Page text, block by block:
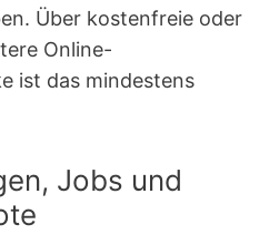
Über kostenfreie oder
Online-
ist das mindestens
Jobs und